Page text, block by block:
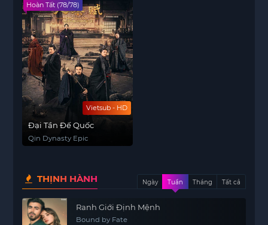
Vietsub - HD
Hoàn Tất (78/78)
Đại Tần Đế Quốc
Qin Dynasty Epic
THỊNH HÀNH Ngày Tuần Tháng Tất cả
Ranh Giới Định Mệnh
Bound by Fate